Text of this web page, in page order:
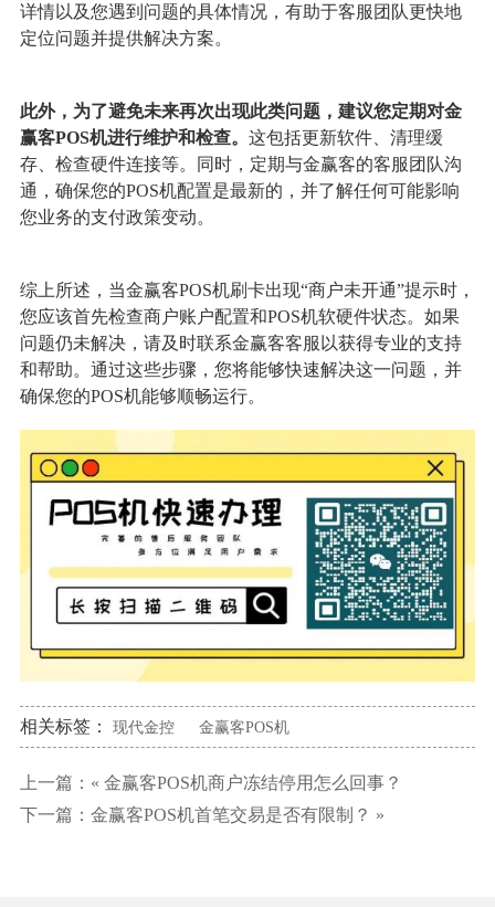
详情以及您遇到问题的具体情况，有助于客服团队更快地
定位问题并提供解决方案。
此外，为了避免未来再次出现此类问题，建议您定期对金
赢客POS机进行维护和检查。 这包括更新软件、清理缓
存、检查硬件连接等。同时，定期与金赢客的客服团队沟
通，确保您的POS机配置是最新的，并了解任何可能影响
您业务的支付政策变动。
综上所述，当金赢客POS机刷卡出现“商户未开通”提示时，
您应该首先检查商户账户配置和POS机软硬件状态。如果
问题仍未解决，请及时联系金赢客客服以获得专业的支持
和帮助。通过这些步骤，您将能够快速解决这一问题，并
确保您的POS机能够顺畅运行。
相关标签： 现代金控 金赢客POS机
上一篇：« 金赢客POS机商户冻结停用怎么回事？
下一篇： 金赢客POS机首笔交易是否有限制？ »